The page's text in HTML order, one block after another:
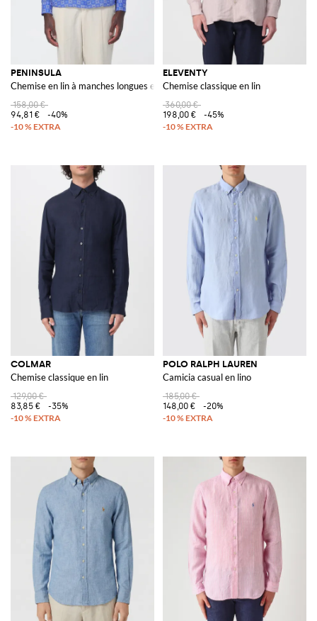
PENINSULA
Chemise en lin à manches longues et motif ethnique coupe relax
158,00 €
94,81 €
-40%
ELEVENTY
Chemise classique en lin
360,00 €
198,00 €
-45%
COLMAR
Chemise classique en lin
129,00 €
83,85 €
-35%
POLO RALPH LAUREN
Camicia casual en lino
185,00 €
148,00 €
-20%